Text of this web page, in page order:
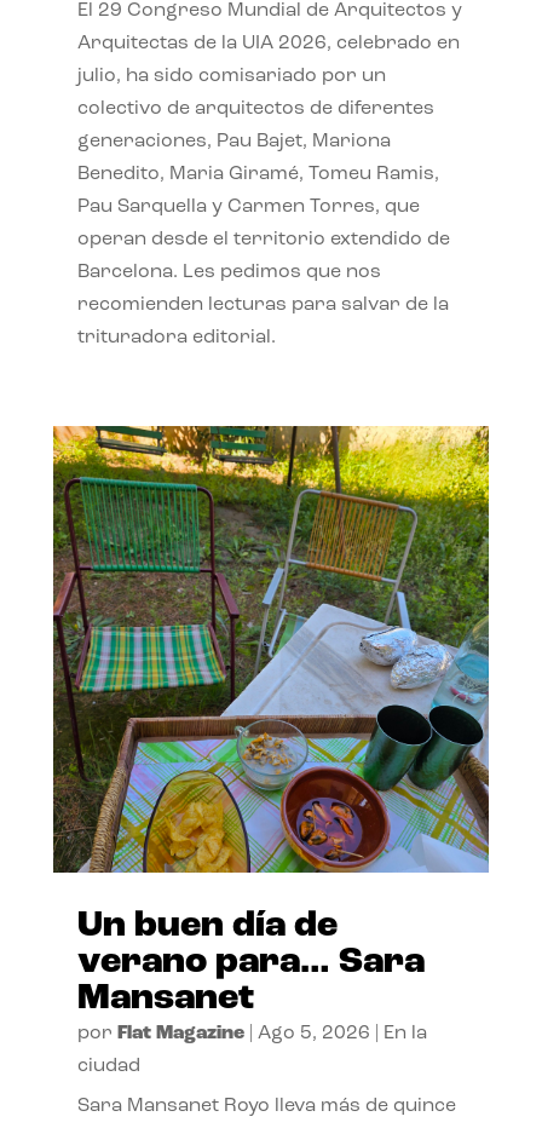
El 29 Congreso Mundial de Arquitectos y
Arquitectas de la UIA 2026, celebrado en
julio, ha sido comisariado por un
colectivo de arquitectos de diferentes
generaciones, Pau Bajet, Mariona
Benedito, Maria Giramé, Tomeu Ramis,
Pau Sarquella y Carmen Torres, que
operan desde el territorio extendido de
Barcelona. Les pedimos que nos
recomienden lecturas para salvar de la
trituradora editorial.
Un buen día de
verano para… Sara
Mansanet
por Flat Magazine| Ago 5, 2026
En la
ciudad
Sara Mansanet Royo lleva más de quince